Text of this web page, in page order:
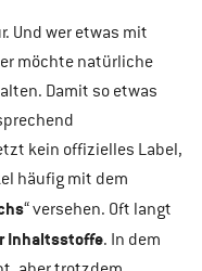
Und wer etwas mit
möchte natürliche
Damit so etwas
kein offizielles Label,
häufig mit dem
“ versehen. Oft langt
Inhaltsstoffe. In dem